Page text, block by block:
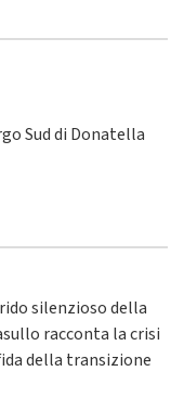
Sud di Donatella
silenzioso della
racconta la crisi
della transizione